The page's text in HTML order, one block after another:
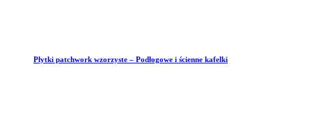
Płytki patchwork wzorzyste – Podłogowe i ścienne kafelki